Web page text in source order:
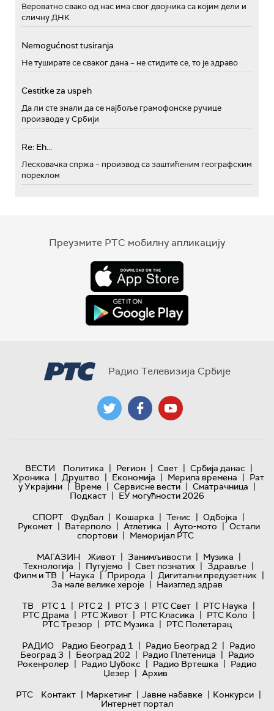
Вероватно свако од нас има свог двојника са којим дели и
сличну ДНК
Nemogućnost tusiranja
Не туширате се сваког дана – не стидите се, то је здраво
Cestitke za uspeh
Да ли сте знали да се најбоље грамофонске ручице
производе у Србији
Re: Eh...
Лесковачка спржа – производ са заштићеним географским
пореклом
Преузмите РТС мобилну апликацију
Радио Телевизија Србије
ВЕСТИ Политика | Регион | Свет | Србија данас |
Хроника | Друштво | Економија | Мерила времена | Рат
у Украјини | Време | Сервисне вести | Сматрачница |
Подкаст | ЕУ могућности 2026
СПОРТ
Фудбал | Кошарка | Тенис | Одбојка |
Рукомет | Ватерполо | Атлетика | Ауто-мото | Остали
спортови | Меморијал РТС
МАГАЗИН
Живот | Занимљивости | Музика |
Технологијa | Путујемо | Свет познатих | Здравље |
Филм и ТВ | Наука | Природа | Дигитални предузетник |
За мале велике хероје | Наизглед здрав
ТВ
РТС 1 | РТС 2 | РТС 3 | РТС Свет | РТС Наука |
РТС Драма | РТС Живот | РТС Класика | РТС Коло |
РТС Трезор | РТС Музика | РТС Полетарац
РАДИО
Радио Београд 1 | Радио Београд 2 | Радио
Београд 3 | Београд 202 | Радио Плетеница | Радио
Рокенролер | Радио Џубокс | Радио Вртешка | Радио
Џезер | Архив
РТС
Контакт | Маркетинг | Јавне набавке | Конкурси |
Интернет портал